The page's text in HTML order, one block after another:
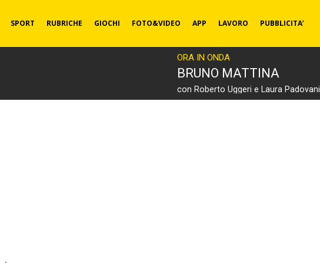
SPORT RUBRICHE GIOCHI FOTO&VIDEO APP LAVORO PUBBLICITA’
ORA IN ONDA
BRUNO MATTINA
con Roberto Uggeri e Laura Padovani